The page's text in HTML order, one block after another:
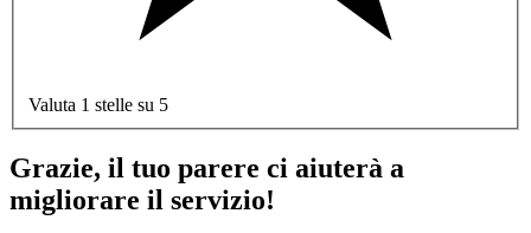
Valuta 1 stelle su 5
Grazie, il tuo parere ci aiuterà a
migliorare il servizio!